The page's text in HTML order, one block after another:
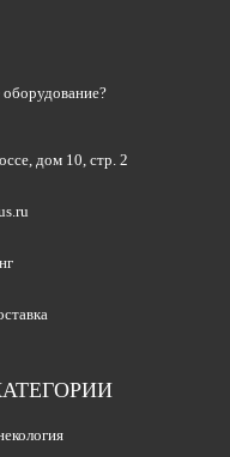
оборудование?
дом 10, стр. 2